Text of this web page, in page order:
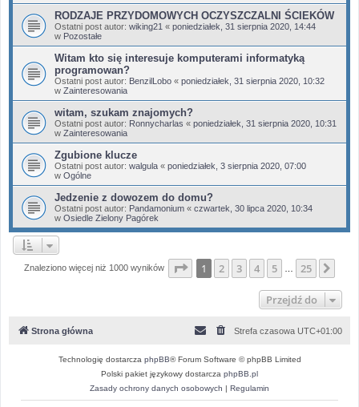
RODZAJE PRZYDOMOWYCH OCZYSZCZALNI ŚCIEKÓW
Ostatni post autor: wiking21 « poniedziałek, 31 sierpnia 2020, 14:44
w Pozostałe
Witam kto się interesuje komputerami informatyką
programowan?
Ostatni post autor: BenzilLobo « poniedziałek, 31 sierpnia 2020, 10:32
w Zainteresowania
witam, szukam znajomych?
Ostatni post autor: Ronnycharlas « poniedziałek, 31 sierpnia 2020, 10:31
w Zainteresowania
Zgubione klucze
Ostatni post autor: walgula « poniedziałek, 3 sierpnia 2020, 07:00
w Ogólne
Jedzenie z dowozem do domu?
Ostatni post autor: Pandamonium « czwartek, 30 lipca 2020, 10:34
w Osiedle Zielony Pagórek
Znaleziono więcej niż 1000 wyników Strona z25
1 2 3 4 5 25
Przejdź do
Strona główna Strefa czasowa UTC+01:00
Technologię dostarcza phpBB® Forum Software © phpBB Limited
Polski pakiet językowy dostarcza phpBB.pl
Zasady ochrony danych osobowych | Regulamin